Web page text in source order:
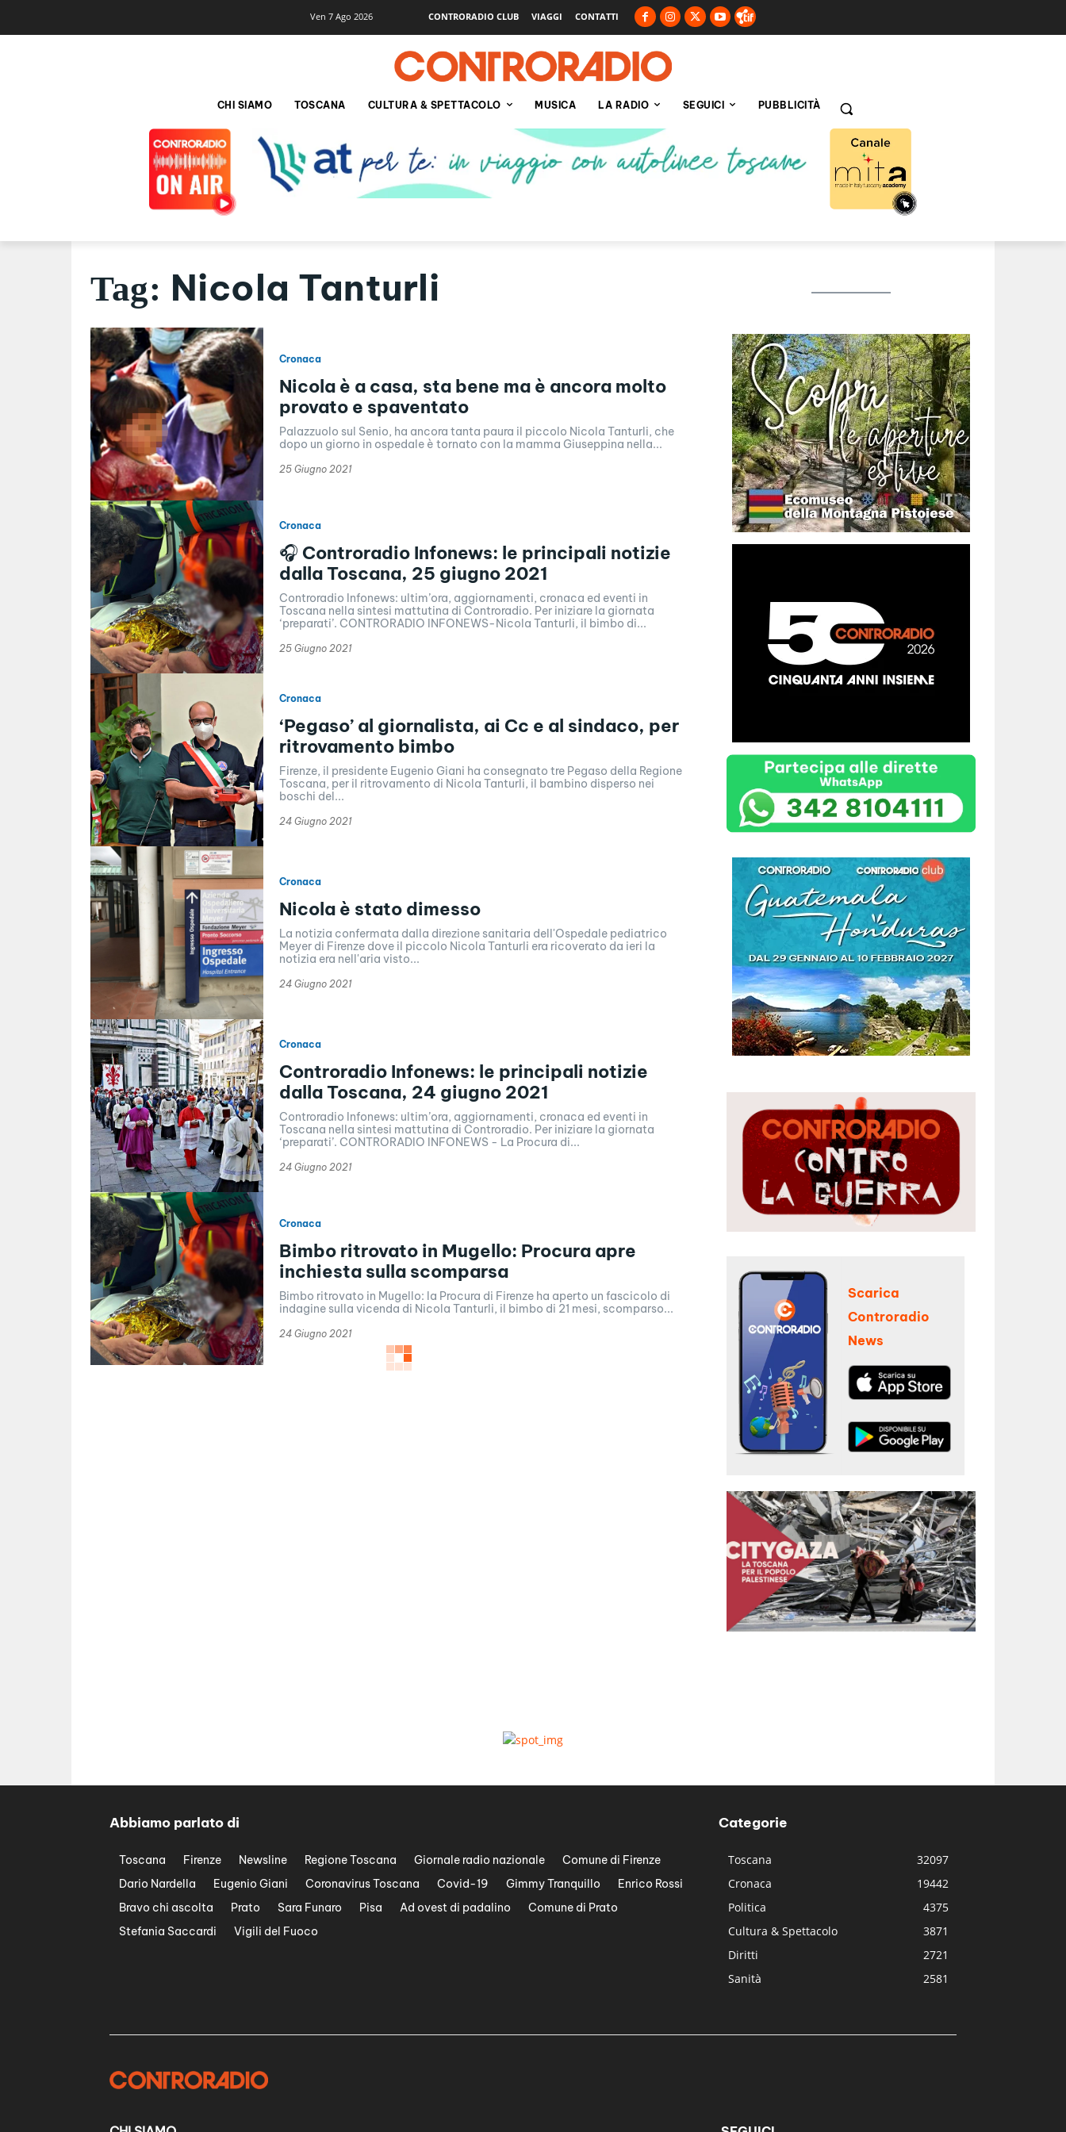
Ven 7 Ago 2026 CONTRORADIO CLUB VIAGGI CONTATTI
CHI SIAMO TOSCANA CULTURA & SPETTACOLO MUSICA LA RADIO SEGUICI PUBBLICITÀ
Tag: Nicola Tanturli
Cronaca
Nicola è a casa, sta bene ma è ancora molto
provato e spaventato
Palazzuolo sul Senio, ha ancora tanta paura il piccolo Nicola Tanturli, che
dopo un giorno in ospedale è tornato con la mamma Giuseppina nella...
25 Giugno 2021
Cronaca
🎧 Controradio Infonews: le principali notizie
dalla Toscana, 25 giugno 2021
Controradio Infonews: ultim’ora, aggiornamenti, cronaca ed eventi in
Toscana nella sintesi mattutina di Controradio. Per iniziare la giornata
‘preparati’. CONTRORADIO INFONEWS-Nicola Tanturli, il bimbo di...
25 Giugno 2021
Cronaca
‘Pegaso’ al giornalista, ai Cc e al sindaco, per
ritrovamento bimbo
Firenze, il presidente Eugenio Giani ha consegnato tre Pegaso della Regione
Toscana, per il ritrovamento di Nicola Tanturli, il bambino disperso nei
boschi del...
24 Giugno 2021
Cronaca
Nicola è stato dimesso
La notizia confermata dalla direzione sanitaria dell'Ospedale pediatrico
Meyer di Firenze dove il piccolo Nicola Tanturli era ricoverato da ieri la
notizia era nell'aria visto...
24 Giugno 2021
Cronaca
Controradio Infonews: le principali notizie
dalla Toscana, 24 giugno 2021
Controradio Infonews: ultim’ora, aggiornamenti, cronaca ed eventi in
Toscana nella sintesi mattutina di Controradio. Per iniziare la giornata
‘preparati’. CONTRORADIO INFONEWS - La Procura di...
24 Giugno 2021
Cronaca
Bimbo ritrovato in Mugello: Procura apre
inchiesta sulla scomparsa
Bimbo ritrovato in Mugello: la Procura di Firenze ha aperto un fascicolo di
indagine sulla vicenda di Nicola Tanturli, il bimbo di 21 mesi, scomparso...
24 Giugno 2021
Scarica
Controradio
News
Abbiamo parlato di
Toscana Firenze Newsline Regione Toscana Giornale radio nazionale
Comune di Firenze
Dario Nardella
Eugenio Giani Coronavirus Toscana Covid-19 Gimmy Tranquillo
Enrico Rossi
Bravo chi ascolta
Prato Sara Funaro Pisa Ad ovest di padalino
Comune di Prato
Stefania Saccardi
Vigili del Fuoco
Categorie
Toscana
32097
Cronaca
19442
Politica
4375
Cultura & Spettacolo
3871
Diritti
2721
Sanità
2581